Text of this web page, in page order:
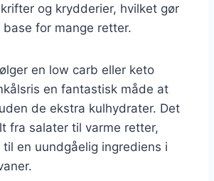
og krydderier, hvilket gør
for mange retter.
en low carb eller keto
en fantastisk måde at
de ekstra kulhydrater. Det
fra salater til varme retter,
en uundgåelig ingrediens i